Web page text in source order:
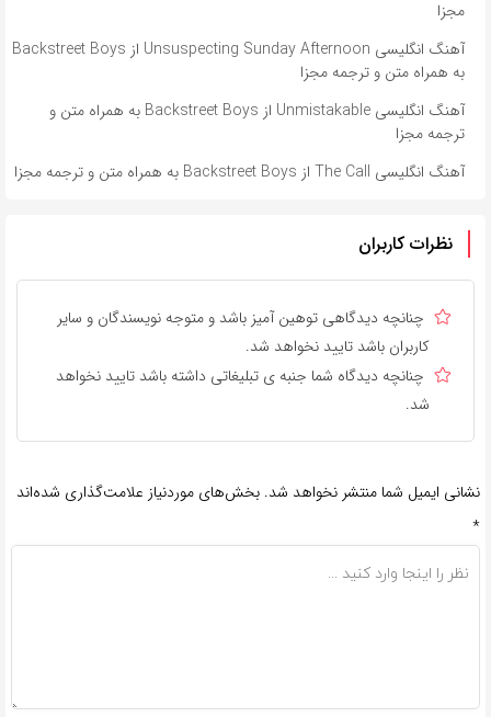
مجزا
آهنگ انگلیسی Unsuspecting Sunday Afternoon از Backstreet Boys
به همراه متن و ترجمه مجزا
آهنگ انگلیسی Unmistakable از Backstreet Boys به همراه متن و
ترجمه مجزا
آهنگ انگلیسی The Call از Backstreet Boys به همراه متن و ترجمه مجزا
نظرات کاربران
چنانچه دیدگاهی توهین آمیز باشد و متوجه نویسندگان و سایر
کاربران باشد تایید نخواهد شد.
چنانچه دیدگاه شما جنبه ی تبلیغاتی داشته باشد تایید نخواهد
شد.
نشانی ایمیل شما منتشر نخواهد شد. بخش‌های موردنیاز علامت‌گذاری شده‌اند
*